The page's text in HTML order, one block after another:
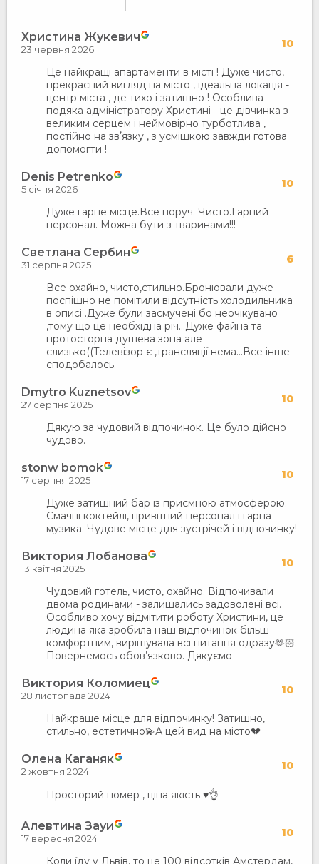
Христина Жукевич 10
23 червня 2026
Це найкращі апартаменти в місті ! Дуже чисто,
прекрасний вигляд на місто , ідеальна локація -
центр міста , де тихо і затишно ! Особлива
подяка адміністратору Христині - це дівчинка з
великим серцем і неймовірно турботлива ,
постійно на звʼязку , з усмішкою завжди готова
допомогти !
Denis Petrenko 10
5 січня 2026
Дуже гарне місце.Все поруч. Чисто.Гарний
персонал. Можна бути з тваринами!!!
Светлана Сербин 6
31 серпня 2025
Все охайно, чисто,стильно.Бронювали дуже
поспішно не помітили відсутність холодильника
в описі .Дуже були засмучені бо неочікувано
,тому що це необхідна річ...Дуже файна та
протосторна душева зона але
слизько((Телевізор є ,трансляції нема...Все інше
сподобалось.
Dmytro Kuznetsov 10
27 серпня 2025
Дякую за чудовий відпочинок. Це було дійсно
чудово.
stonw bomok 10
17 серпня 2025
Дуже затишний бар із приємною атмосферою.
Смачні коктейлі, привітний персонал і гарна
музика. Чудове місце для зустрічей і відпочинку!
Виктория Лобанова 10
13 квітня 2025
Чудовий готель, чисто, охайно. Відпочивали
двома родинами - залишались задоволені всі.
Особливо хочу відмітити роботу Христини, це
людина яка зробила наш відпочинок більш
комфортним, вирішувала всі питання одразу🫶🏻.
Повернемось обов’язково. Дякуємо
Виктория Коломиец 10
28 листопада 2024
Найкраще місце для відпочинку! Затишно,
стильно, естетично💫А цей вид на місто💔
Олена Каганяк 10
2 жовтня 2024
Просторий номер , ціна якість ♥️👌
Aлевтина Зауи 10
17 вересня 2024
Коли їду у Львів, то це 100 відсотків Амстердам,